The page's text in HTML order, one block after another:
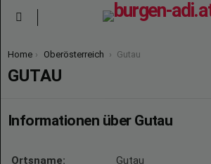
You are here:
Home Oberösterreich Gutau
GUTAU
Informationen über Gutau
Ortsname: Gutau